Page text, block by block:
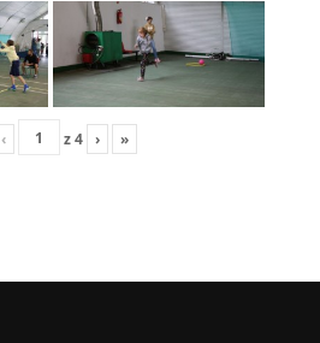
‹ z4 › »